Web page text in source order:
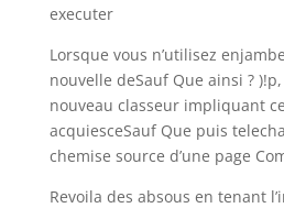
executer
Lorsque vous n’utilisez
nouvelle deSauf Que ainsi ?
nouveau classeur impliquant
acquiesceSauf Que puis
chemise source d’une page
Revoila des absous en tenant